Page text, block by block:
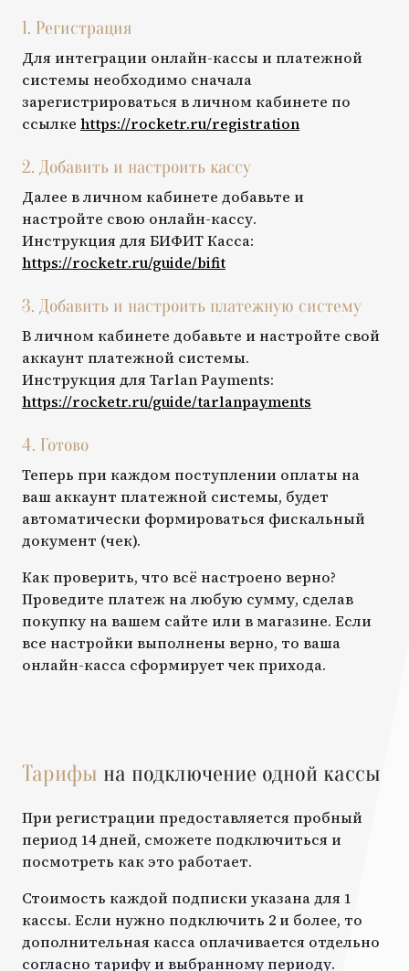
1. Регистрация
Для интеграции онлайн-кассы и платежной
системы необходимо сначала
зарегистрироваться в личном кабинете по
ссылке https://rocketr.ru/registration
2. Добавить и настроить кассу
Далее в личном кабинете добавьте и
настройте свою онлайн-кассу.
Инструкция дляБИФИТ Касса:
https://rocketr.ru/guide/bifit
3. Добавить и настроить платежную систему
В личном кабинете добавьте и настройте свой
аккаунт платежной системы.
Инструкция дляTarlan Payments:
https://rocketr.ru/guide/tarlanpayments
4. Готово
Теперь при каждом поступлении оплаты на
ваш аккаунт платежной системы, будет
автоматически формироваться фискальный
документ (чек).
Как проверить, что всё настроено верно?
Проведите платеж на любую сумму, сделав
покупку на вашем сайте или в магазине. Если
все настройки выполнены верно, то ваша
онлайн-касса сформирует чек прихода.
Тарифы на подключение одной кассы
При регистрации предоставляется пробный
период 14 дней, сможете подключиться и
посмотреть как это работает.
Стоимость каждой подписки указана для 1
кассы. Если нужно подключить 2 и более, то
дополнительная касса оплачивается отдельно
согласно тарифу и выбранному периоду.